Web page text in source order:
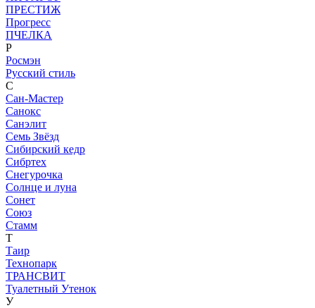
ПРЕСТИЖ
Прогресс
ПЧЕЛКА
Р
Росмэн
Русский стиль
С
Сан-Мастер
Санокс
Санэлит
Семь Звёзд
Сибирский кедр
Сибртех
Снегурочка
Солнце и луна
Сонет
Союз
Стамм
Т
Таир
Технопарк
ТРАНСВИТ
Туалетный Утенок
У